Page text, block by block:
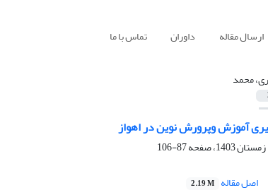
ارسال مقاله داوران تماس با ما
محمد
آموزش وپرورش نوین در اهواز
87-106
اصل مقاله 2.19 M